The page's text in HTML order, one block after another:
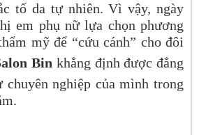
tố da tự nhiên. Vì vậy, ngày
em phụ nữ lựa chọn phương
mỹ để “cứu cánh” cho đôi
Bin khẳng định được đẳng
chuyên nghiệp của mình trong